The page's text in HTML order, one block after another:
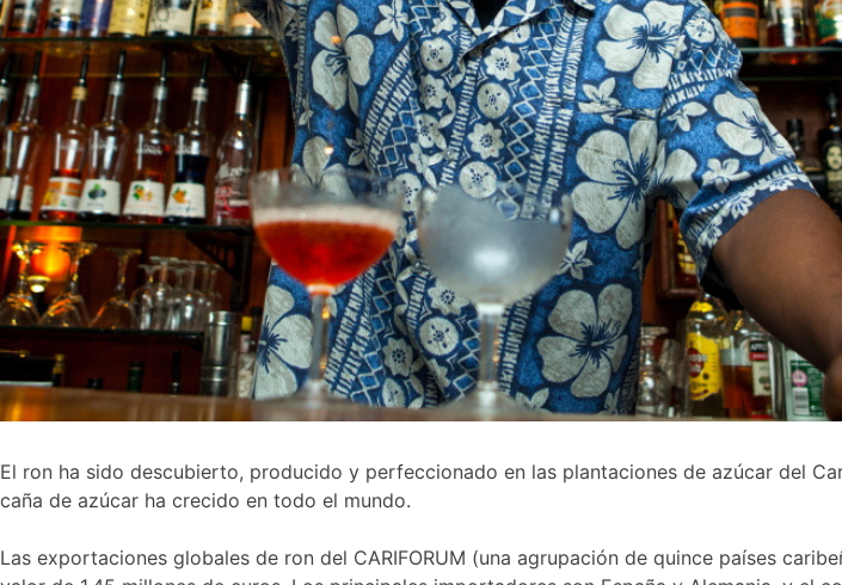
El ron ha sido descubierto, producido y perfeccionado en las plantaciones de azúcar del
caña de azúcar ha crecido en todo el mundo.
Las exportaciones globales de ron del CARIFORUM (una agrupación de quince países